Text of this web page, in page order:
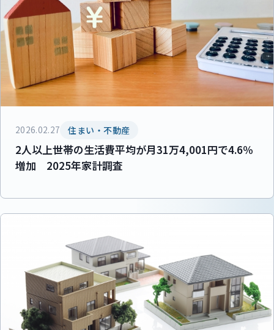
2026.02.27 住まい・不動産
2人以上世帯の生活費平均が月31万4,001円で4.6％
増加 2025年家計調査